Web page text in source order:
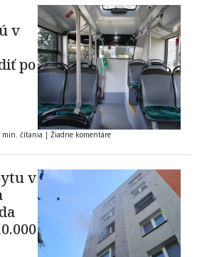
v
po
min. čítania | Žiadne komentáre
v